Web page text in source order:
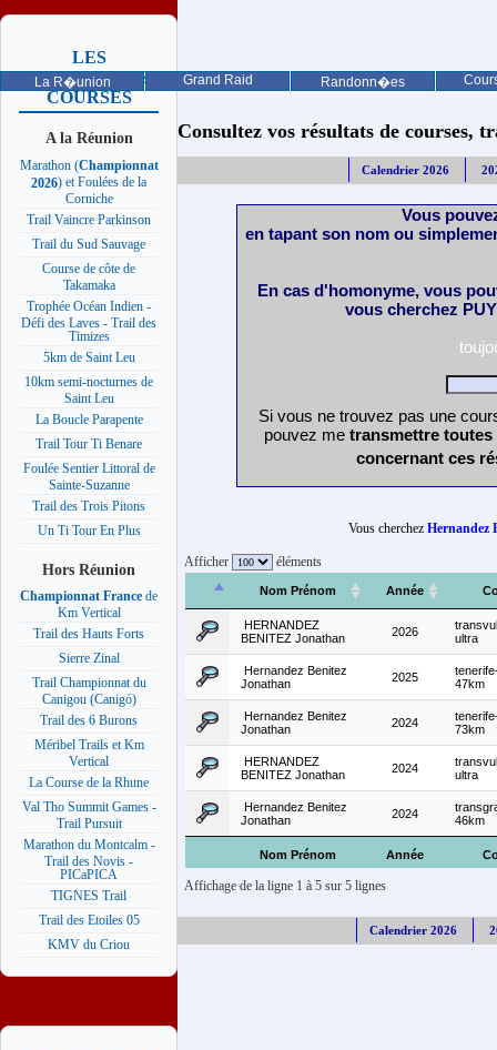
La R�union Grand Raid Randonn�es
LES
PROCHAINES
COURSES
A la Réunion
Marathon (Championnat
2026) et Foulées de la
Corniche
Trail Vaincre Parkinson
Trail du Sud Sauvage
Course de côte de
Takamaka
Trophée Océan Indien -
Défi des Laves - Trail des
Timizes
5km de Saint Leu
10km semi-nocturnes de
Saint Leu
La Boucle Parapente
Trail Tour Ti Benare
Foulée Sentier Littoral de
Sainte-Suzanne
Trail des Trois Pitons
Un Ti Tour En Plus
Hors Réunion
Championnat France de
Km Vertical
Trail des Hauts Forts
Sierre Zinal
Trail Championnat du
Canigou (Canigó)
Trail des 6 Burons
Méribel Trails et Km
Vertical
La Course de la Rhune
Val Tho Summit Games -
Trail Pursuit
Marathon du Montcalm -
Trail des Novis -
PICaPICA
TIGNES Trail
Trail des Etoiles 05
KMV du Criou
Consultez vos résultats de courses,
Calendrier 2026
Vous
en tapant son nom ou
En cas d'homonyme, vous
vous cherchez
Si vous ne trouvez pas une
pouvez me transmettre
concernant ces
Vous cherchez Hernandez
Afficher éléments
Nom Prénom Année
Nom Prénom Année
HERNANDEZ
BENITEZ Jonathan
2026
ultra
Hernandez Benitez
Jonathan
2025
47km
Hernandez Benitez
Jonathan
2024
73km
HERNANDEZ
BENITEZ Jonathan
2024
ultra
Hernandez Benitez
Jonathan
2024
46km
Affichage de la ligne 1 à 5 sur 5 lignes
Calendrier 2026